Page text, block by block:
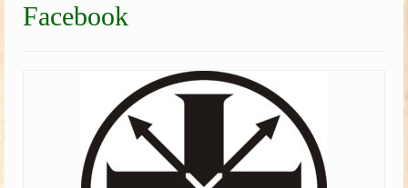
Bruderschaft
Kinderschützenfest
Schützenfest
Schießgruppe
Facebook